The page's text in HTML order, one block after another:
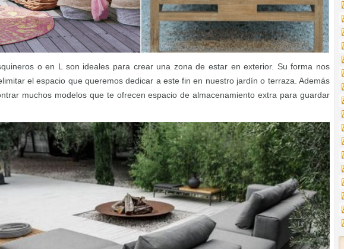
o en L son ideales para crear una zona de estar en exterior. Su forma nos
el espacio que queremos dedicar a este fin en nuestro jardín o terraza. Además
muchos modelos que te ofrecen espacio de almacenamiento extra para guardar